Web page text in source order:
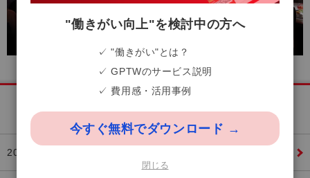
お知らせ
2025年
"働きがい向上"を検討中の方へ
✓ "働きがい"とは？
✓ GPTWのサービス説明
✓ 費用感・活用事例
今すぐ無料でダウンロード →
閉じる